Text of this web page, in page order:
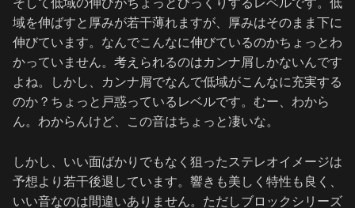
そして低域の伸びがちょっとびっくりするレベルです。低
域を伸ばすと厚みが若干薄れますが、厚みはそのまま下に
伸びています。なんでこんなに伸びているのかちょっとわ
かっていません。考えられるのはカンナ屑しかないんです
よね。しかし、カンナ屑でなんで低域がこんなに充実する
のか？ちょっと戸惑っているレベルです。むー、わから
ん。わからんけど、この音はちょっと凄いな。
しかし、いい面ばかりでもなく狙ったステレオイメージは
予想より若干後退しています。響きも美しく特性も良く、
いい音なのは間違いありません。ただしブロックシリーズ